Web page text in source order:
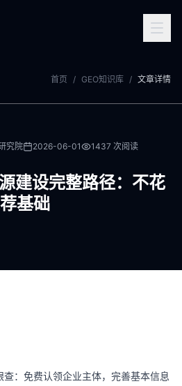
首页 / GEO知识库 / 文章详情
究院 2026-06-01 1437 次阅读
建设完整路径：不花
基础
查：免费认领企业主体，完善基本信息